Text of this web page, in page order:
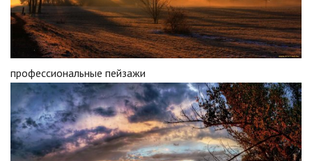
профессиональные пейзажи